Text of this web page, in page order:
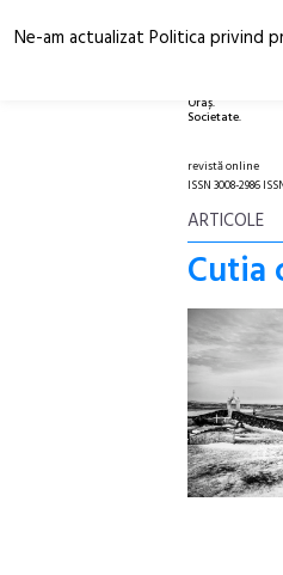
Oraș.
Societate.
revistă online
ISSN 3008-2986
ARTICOLE
Cutia
Ne-am actualizat Politica privind